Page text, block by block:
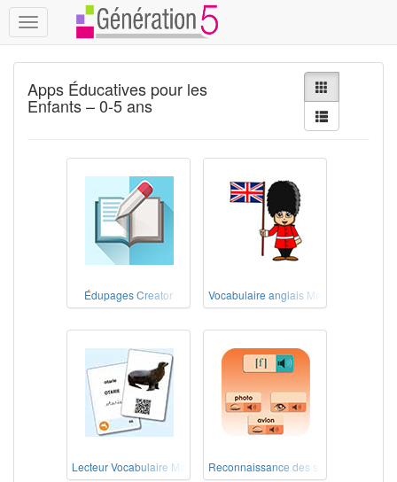
Toggle
navigation
Apps Éducatives pour les
Enfants – 0-5 ans
Édupages Creator Vocabulaire anglais Maternelle
Lecteur Vocabulaire MaternelleReconnaissance des sons